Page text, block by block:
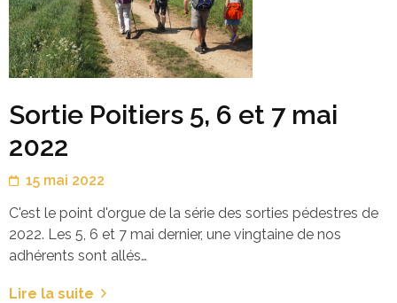
Sortie Poitiers 5, 6 et 7 mai
2022
15 mai 2022
C'est le point d'orgue de la série des sorties pédestres de
2022. Les 5, 6 et 7 mai dernier, une vingtaine de nos
adhérents sont allés…
Lire la suite